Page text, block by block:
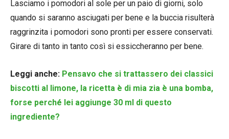
Lasciamo i pomodori al sole per un paio di giorni, solo
quando si saranno asciugati per bene e la buccia risulterà
raggrinzita i pomodori sono pronti per essere conservati.
Girare di tanto in tanto così si essiccheranno per bene.
Leggi anche: Pensavo che si trattassero dei classici
biscotti al limone, la ricetta è di mia zia è una bomba,
forse perché lei aggiunge 30 ml di questo
ingrediente?